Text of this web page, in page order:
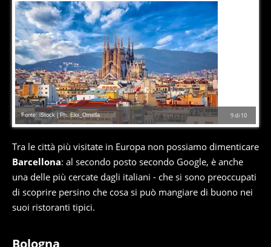
9di 10
Fonte: iStock | Ph. Eloi_Omella
Tra le città più visitate in Europa non possiamo dimenticare
Barcellona: al secondo posto secondo Google, è anche
una delle più cercate dagli italiani - che si sono preoccupati
di scoprire persino che cosa si può mangiare di buono nei
suoi ristoranti tipici.
Bologna